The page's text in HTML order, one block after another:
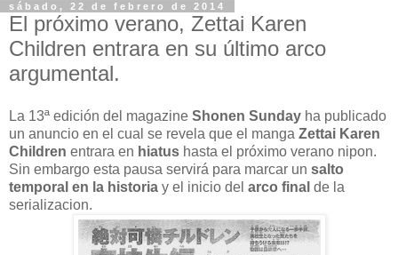
sábado, 22 de febrero de 2014
El próximo verano, Zettai Karen
Children entrara en su último arco
argumental.
La 13ª edición del magazine Shonen Sunday ha publicado
un anuncio en el cual se revela que el manga Zettai Karen
Children entrara en hiatus hasta el próximo verano nipon.
Sin embargo esta pausa servirá para marcar un salto
temporal en la historia y el inicio del arco final de la
serializacion.